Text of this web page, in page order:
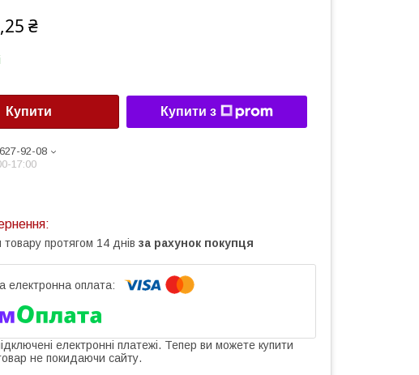
₴
Купити Купити з
92-08
17:00
протягом 14 днів за рахунок покупця
електронні платежі. Тепер ви можете купити
не покидаючи сайту.